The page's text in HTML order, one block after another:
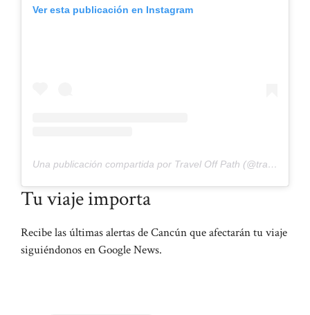
Ver esta publicación en Instagram
Una publicación compartida por Travel Off Path (@traveloffpath)
Tu viaje importa
Recibe las últimas alertas de Cancún que afectarán tu viaje
siguiéndonos en Google News.